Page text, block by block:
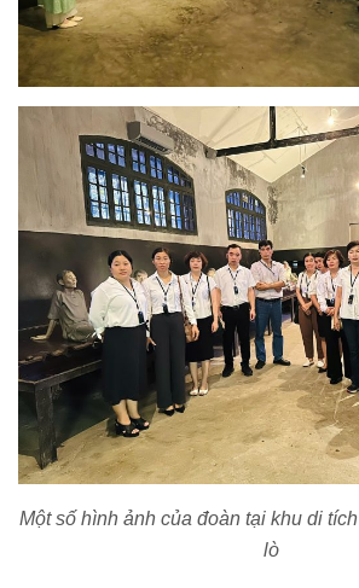
Một số hình ảnh của đoàn tại khu di tích
lò